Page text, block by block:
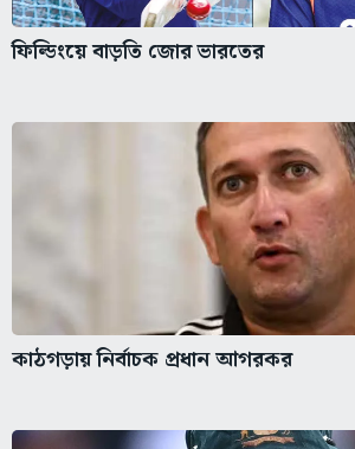
ফিল্ডিংয়ে বাড়তি জোর ভারতের
কাঠগড়ায় নির্বাচক প্রধান আগরকর